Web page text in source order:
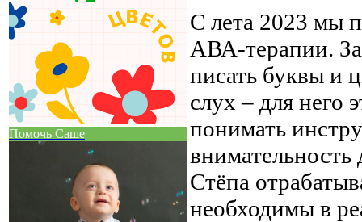
Помочь Саше
С лета 2023 мы
АВА-терапии.
писать буквы и
слух – для него
понимать
Стёпа
необходимы в